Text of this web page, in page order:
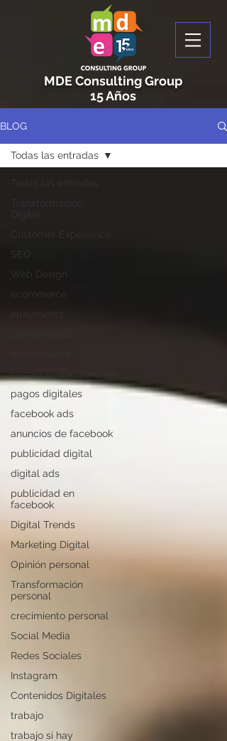
MDE Consulting Group
15 Años
BLOG
Customer Experience
SEO
Web Design
ecommerce
epayments
comercio electrónico
pagos digitales
facebook ads
anuncios de facebook
publicidad digital
digital ads
publicidad en
facebook
Digital Trends
Marketing Digital
Opinión personal
Transformación
personal
crecimiento personal
Social Media
Redes Sociales
Instagram
Contenidos Digitales
trabajo
trabajo si hay
Todas las entradas